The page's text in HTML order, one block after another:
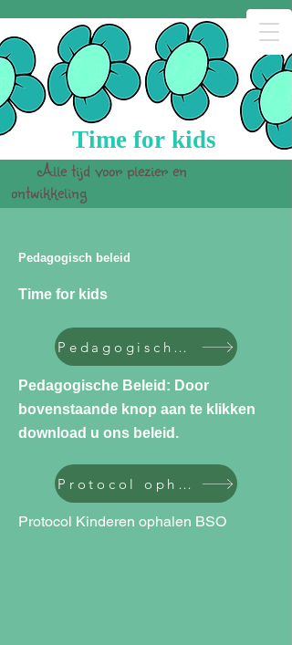
Alle tijd voor plezier en
ontwikkeling
Time for kids
Pedagogisch beleid
Time for kids
Pedagogisch Beleid
Pedagogische Beleid: Door
bovenstaande knop aan te klikken
download u ons beleid.
Protocol ophalen BSO
Protocol Kinderen ophalen BSO